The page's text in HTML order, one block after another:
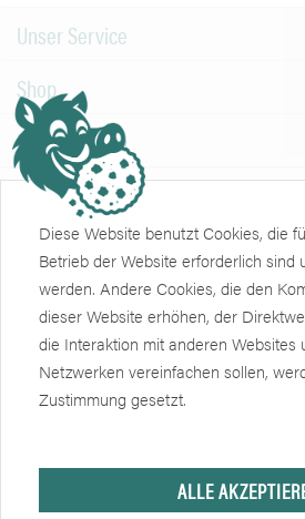
Unser Service
Shop
Informationen
Weiteres
Newsletter
Zertifikate
Diese Website benutzt Cookies, die
Betrieb der Website erforderlich sind
werden. Andere Cookies, die den
dieser Website erhöhen, der
die Interaktion mit anderen Websites
Netzwerken vereinfachen sollen,
Zustimmung gesetzt.
ALLE